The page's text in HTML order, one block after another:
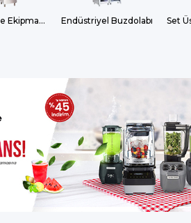
Bulaşıkhane Ekipmanları Endüstriyel Buzdolabı